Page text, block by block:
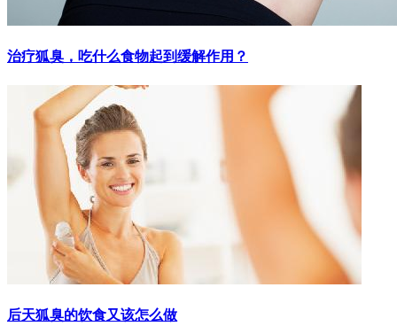
治疗狐臭，吃什么食物起到缓解作用？
后天狐臭的饮食又该怎么做